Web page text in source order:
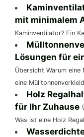
mit minimalem
Kaminventilator? Ein
Lösungen für
Übersicht Warum eine
eine
Holz
für Ihr Zuhause
Was ist eine Holz